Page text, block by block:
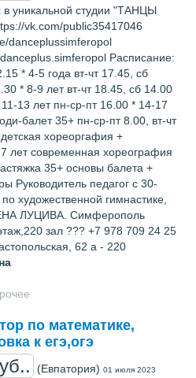
уникальной студии "ТАНЦЫ
vk.com/public35417046
danceplussimferopol
Расписание:
* 4-5 года вт-чт 17.45, сб
* 8-9 лет вт-чт 18.45, сб 14.00
13 лет пн-ср-пт 16.00 * 14-17
балет 35+ пн-ср-пт 8.00, вт-чт
хореоргафия +
лет современная хореография
35+ основы балета +
Руководитель педагог с 30-
художественной гимнастике,
ЛУЦИВА. Симферополь
зал ??? +7 978 709 24 25
62 а - 220
по математике,
к егэ,огэ
(Евпатория) 01 июля 2023